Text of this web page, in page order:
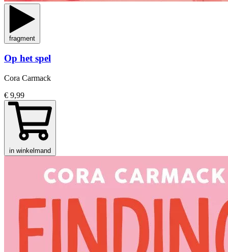
fragment
Op het spel
Cora Carmack
€ 9,99
in winkelmand